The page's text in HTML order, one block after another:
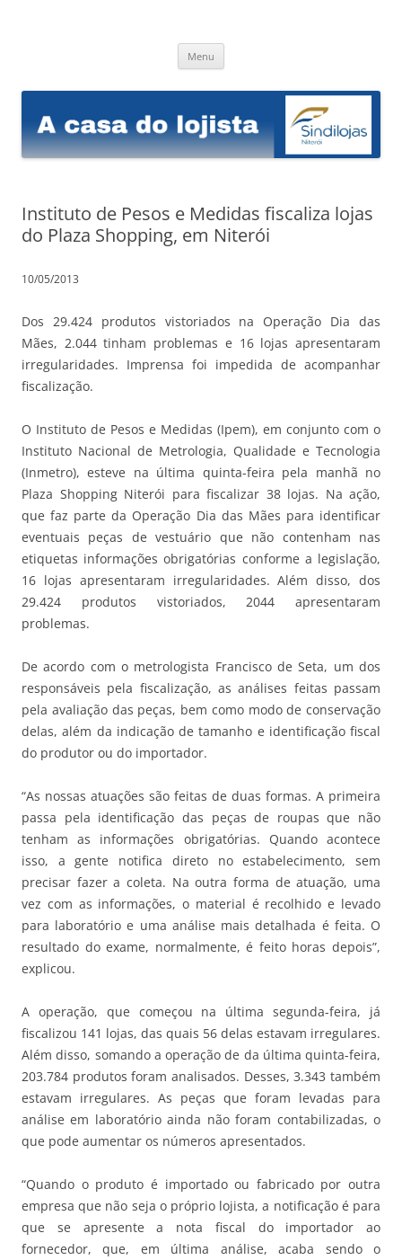
Menu
conteúdo
Instituto de Pesos e Medidas fiscaliza lojas
do Plaza Shopping, em Niterói
10/05/2013
Dos 29.424 produtos vistoriados na Operação Dia das
Mães, 2.044 tinham problemas e 16 lojas apresentaram
irregularidades. Imprensa foi impedida de acompanhar
fiscalização.
O Instituto de Pesos e Medidas (Ipem), em conjunto com o
Instituto Nacional de Metrologia, Qualidade e Tecnologia
(Inmetro), esteve na última quinta-feira pela manhã no
Plaza Shopping Niterói para fiscalizar 38 lojas. Na ação,
que faz parte da Operação Dia das Mães para identificar
eventuais peças de vestuário que não contenham nas
etiquetas informações obrigatórias conforme a legislação,
16 lojas apresentaram irregularidades. Além disso, dos
29.424 produtos vistoriados, 2044 apresentaram
problemas.
De acordo com o metrologista Francisco de Seta, um dos
responsáveis pela fiscalização, as análises feitas passam
pela avaliação das peças, bem como modo de conservação
delas, além da indicação de tamanho e identificação fiscal
do produtor ou do importador.
“As nossas atuações são feitas de duas formas. A primeira
passa pela identificação das peças de roupas que não
tenham as informações obrigatórias. Quando acontece
isso, a gente notifica direto no estabelecimento, sem
precisar fazer a coleta. Na outra forma de atuação, uma
vez com as informações, o material é recolhido e levado
para laboratório e uma análise mais detalhada é feita. O
resultado do exame, normalmente, é feito horas depois”,
explicou.
A operação, que começou na última segunda-feira, já
fiscalizou 141 lojas, das quais 56 delas estavam irregulares.
Além disso, somando a operação de da última quinta-feira,
203.784 produtos foram analisados. Desses, 3.343 também
estavam irregulares. As peças que foram levadas para
análise em laboratório ainda não foram contabilizadas, o
que pode aumentar os números apresentados.
“Quando o produto é importado ou fabricado por outra
empresa que não seja o próprio lojista, a notificação é para
que se apresente a nota fiscal do importador ao
fornecedor, que, em última análise, acaba sendo o